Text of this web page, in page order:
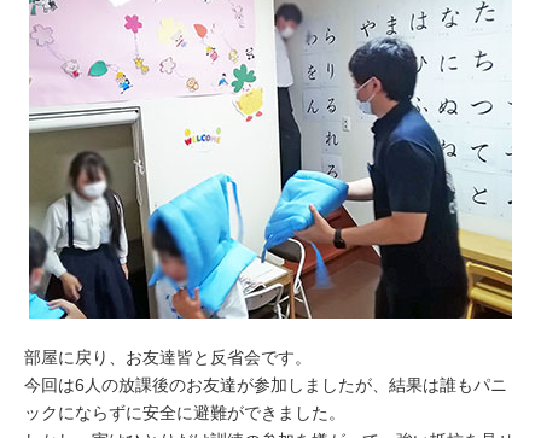
部屋に戻り、お友達皆と反省会です。
今回は6人の放課後のお友達が参加しましたが、結果は誰もパニ
ックにならずに安全に避難ができました。